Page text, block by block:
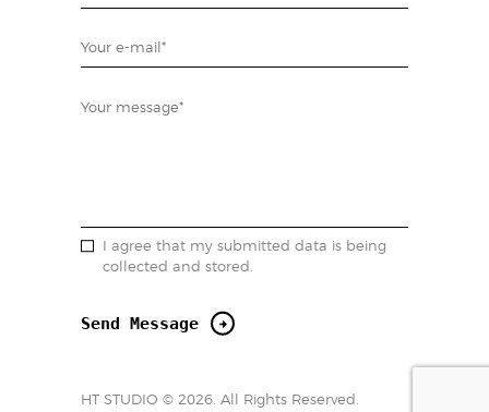
I agree that my submitted data is being
collected and stored.
HT STUDIO © 2026. All Rights Reserved.